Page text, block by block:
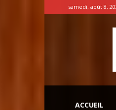
samedi, août 8,
ACCUEIL